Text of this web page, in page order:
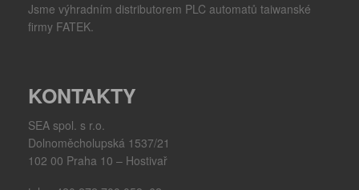
Jsme výhradním distributorem PLC automatů taiwanské
firmy FATEK.
KONTAKTY
SEA spol. s r.o.
Dolnoměcholupská 1537/21
102 00 Praha 10 – Hostivař